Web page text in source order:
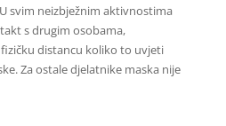
svim neizbježnim aktivnostima
s drugim osobama,
distancu koliko to uvjeti
Za ostale djelatnike maska nije